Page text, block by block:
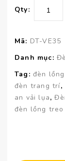
Qty:
Mã: DT-VE35
Danh mục:
Tag: đèn
đèn trang trí,
an vải lụa,
đèn lồng treo